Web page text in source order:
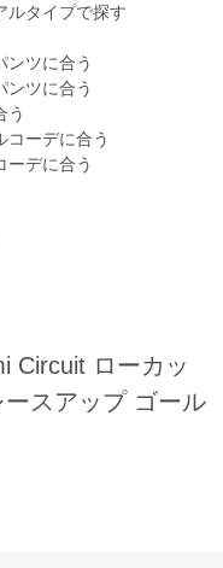
ルタイプで探す
ンツに合う
ンツに合う
う
コーデに合う
ーデに合う
Circuit ローカッ
ースアップ ゴール